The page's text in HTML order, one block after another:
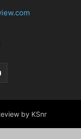
by KSnr